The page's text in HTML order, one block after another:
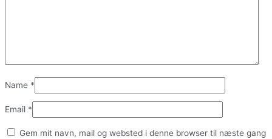
Name *
Email *
Gem mit navn, mail og websted i denne browser til næste gang